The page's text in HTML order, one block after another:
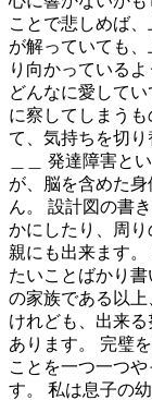
ことで悲しめば
が解っていても
り向かっている
どんなに愛して
に察してしまう
て、気持ちを切り
＿＿ 発達障害と
が、脳を含めた
ん。 設計図の書
かにしたり、周
親にも出来ます
たいことばかり
の家族である以上
けれども、出来
あります。 完璧
ことを一つ一つ
す。 私は息子の